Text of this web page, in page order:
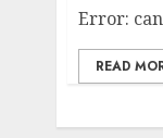
Error:
READ